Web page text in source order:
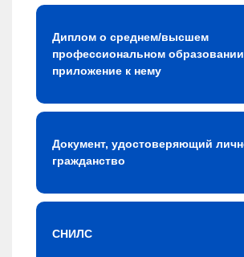
Диплом о среднем/высшем
профессиональном
приложение к нему
Документ, удостоверяющий
гражданство
СНИЛС